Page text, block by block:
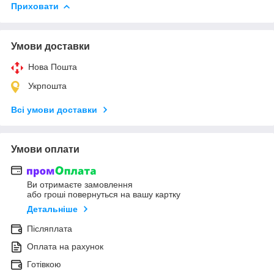
Приховати
Умови доставки
Нова Пошта
Укрпошта
Всі умови доставки
Умови оплати
Ви отримаєте замовлення
або гроші повернуться на вашу картку
Детальніше
Післяплата
Оплата на рахунок
Готівкою